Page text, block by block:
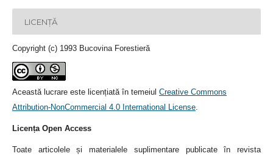
LICENȚĂ
Copyright (c) 1993 Bucovina Forestieră
Această lucrare este licențiată în temeiul Creative Commons
Attribution-NonCommercial 4.0 International License.
Licența Open Access
Toate articolele și materialele suplimentare publicate în revista